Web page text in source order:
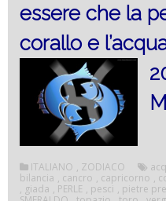
essere che la
corallo e
ITALIANO , ZODIACO
bilancia , cancro , capricorno ,
, giada , PERLE , pesci , pietre